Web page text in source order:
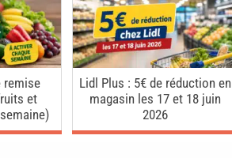
remise
et
Lidl Plus : 5€ de réduction en
magasin les 17 et 18 juin
2026